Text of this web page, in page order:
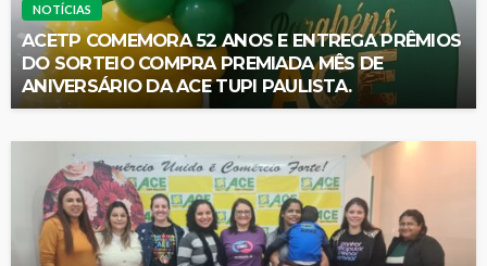
NOTÍCIAS
ACETP COMEMORA 52 ANOS E ENTREGA PRÊMIOS
DO SORTEIO COMPRA PREMIADA MÊS DE
ANIVERSÁRIO DA ACE TUPI PAULISTA.